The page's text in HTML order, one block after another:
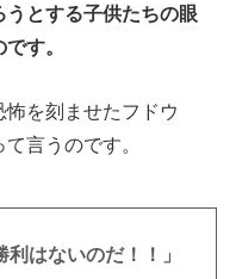
とする子供たちの眼
す。
を刻ませたフドウ
言うのです。
はないのだ！！」